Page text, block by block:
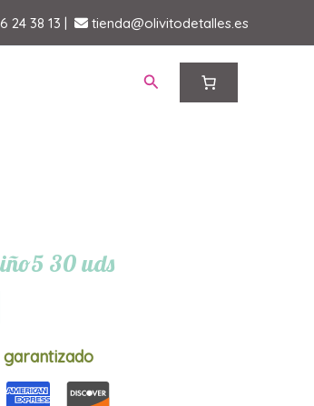
24 38 13 | tienda@olivitodetalles.es
Buscar
30 uds